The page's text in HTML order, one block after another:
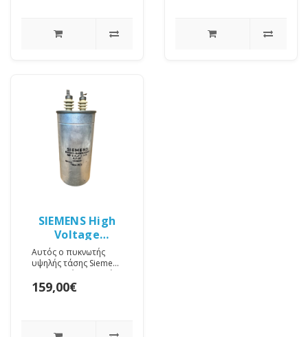
SIEMENS High
Voltage
Capacitor 8
MFD 4KV
Αυτός ο πυκνωτής
υψηλής τάσης Siemens
8 µF 4 kV είναι ειδικά
κατασκευασμένος για
εφαρμογές που
159,00€